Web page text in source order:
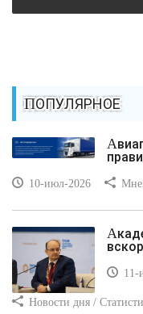
ПОПУЛЯРНОЕ
Авиаперевозка хрупких грузов:
10-июл-2026
Академик назвал болезни, которые
11-
Новости дня /